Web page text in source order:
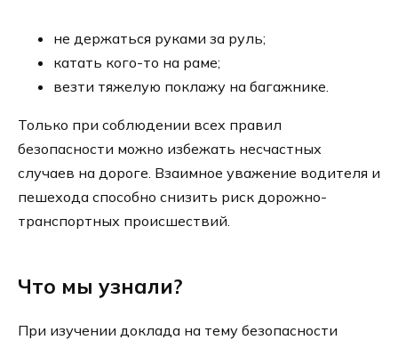
не держаться руками за руль;
катать кого-то на раме;
везти тяжелую поклажу на багажнике.
Только при соблюдении всех правил
безопасности можно избежать несчастных
случаев на дороге. Взаимное уважение водителя и
пешехода способно снизить риск дорожно-
транспортных происшествий.
Что мы узнали?
При изучении доклада на тему безопасности